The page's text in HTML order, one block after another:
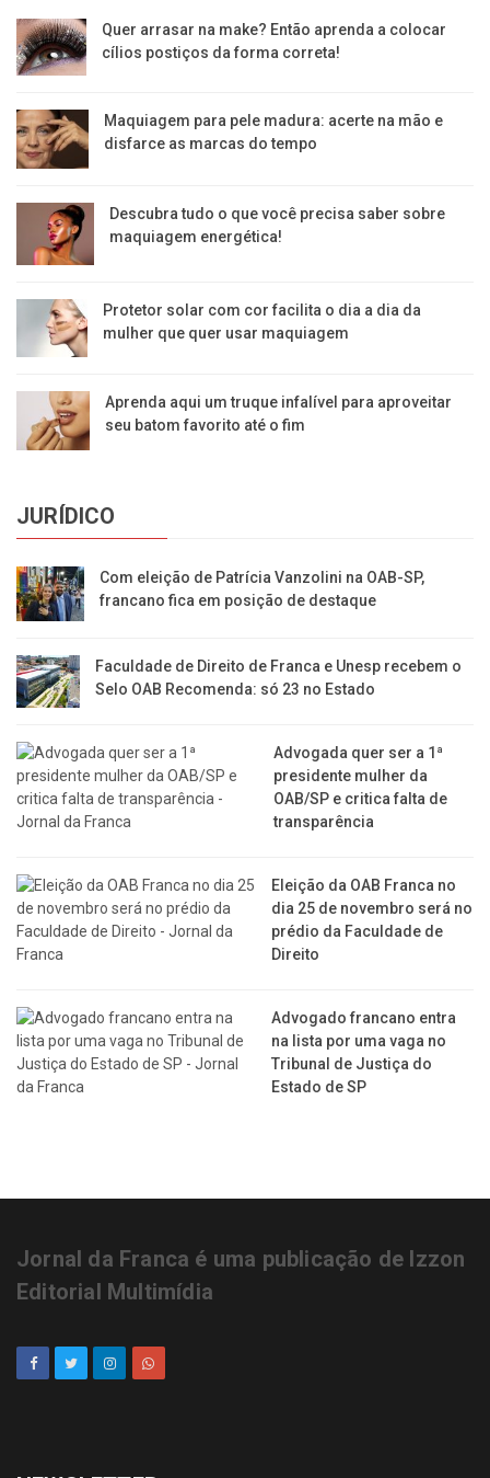
Quer arrasar na make? Então aprenda a colocar
cílios postiços da forma correta!
Maquiagem para pele madura: acerte na mão e
disfarce as marcas do tempo
Descubra tudo o que você precisa saber sobre
maquiagem energética!
Protetor solar com cor facilita o dia a dia da
mulher que quer usar maquiagem
Aprenda aqui um truque infalível para aproveitar
seu batom favorito até o fim
JURÍDICO
Com eleição de Patrícia Vanzolini na OAB-SP,
francano fica em posição de destaque
Faculdade de Direito de Franca e Unesp recebem o
Selo OAB Recomenda: só 23 no Estado
Advogada quer ser a 1ª
presidente mulher da
OAB/SP e critica falta de
transparência
Eleição da OAB Franca no
dia 25 de novembro será no
prédio da Faculdade de
Direito
Advogado francano entra
na lista por uma vaga no
Tribunal de Justiça do
Estado de SP
Jornal da Franca é uma publicação de Izzon
Editorial Multimídia